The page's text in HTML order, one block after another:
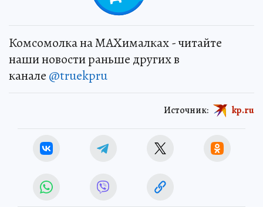
Комсомолка на MAXималках - читайте
наши новости раньше других в
канале @truekpru
Источник: kp.ru